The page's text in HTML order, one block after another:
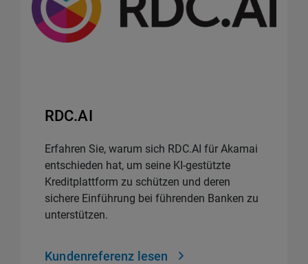
RDC.AI
Erfahren Sie, warum sich RDC.AI für Akamai
entschieden hat, um seine KI-gestützte
Kreditplattform zu schützen und deren
sichere Einführung bei führenden Banken zu
unterstützen.
Kundenreferenz lesen